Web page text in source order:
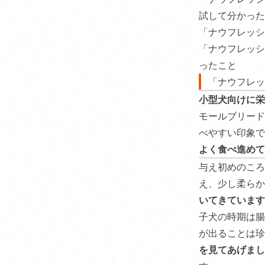
試して分かっ
「ナウフレッ
「ナウフレッ
ったこと
「ナウフレ
小型犬向けに
モールブリー
べやすい印象
よく食べ進め
与え初めのこ
え、少し柔ら
いてきています
子犬の時期は
が出ることは
を見てあげま